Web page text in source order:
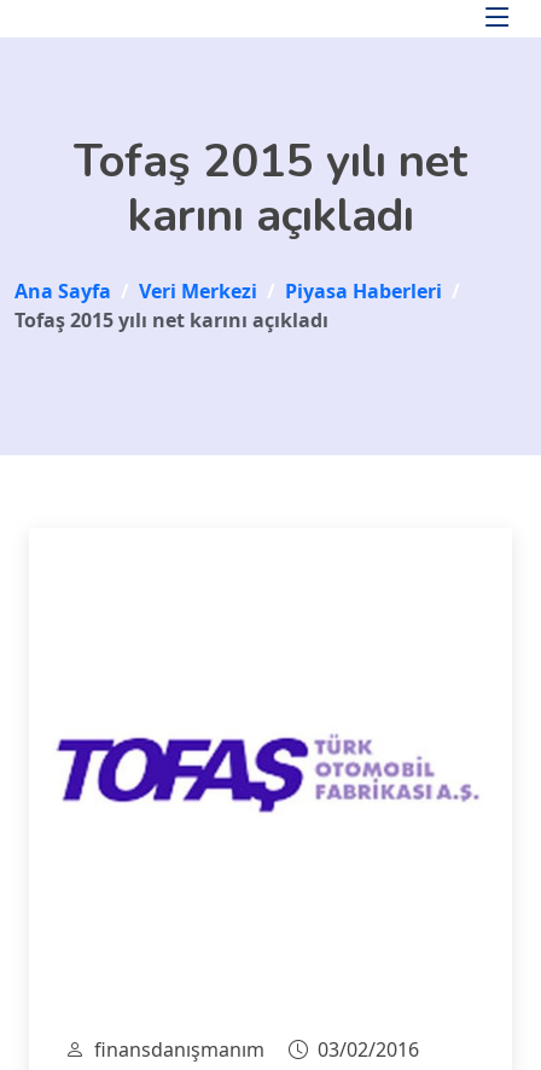
Tofaş 2015 yılı net
karını açıkladı
Ana Sayfa / Veri Merkezi / Piyasa Haberleri /
Tofaş 2015 yılı net karını açıkladı
finansdanışmanım
03/02/2016